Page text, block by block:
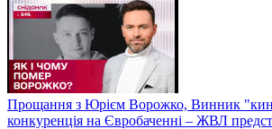
Прощання з Юрієм Ворожко, Винник
конкуренція на Євробаченні – ЖВЛ